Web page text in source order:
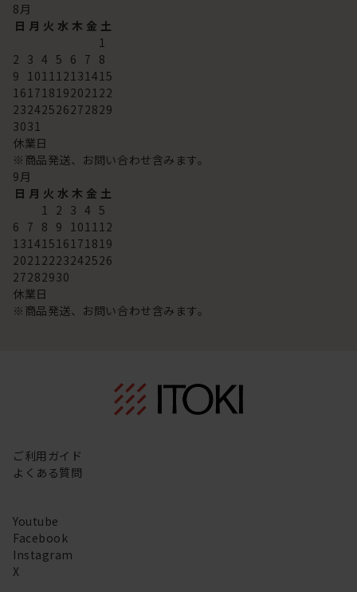
8月
日 月 火 水 木 金 土
1
2 3 4 5 6 7 8
9 101112131415
16171819202122
23242526272829
3031
休業日
※商品発送、お問い合わせ含みます。
9月
日 月 火 水 木 金 土
1 2 3 4 5
6 7 8 9 101112
13141516171819
20212223242526
27282930
休業日
※商品発送、お問い合わせ含みます。
ご利用ガイド
よくある質問
Youtube
Facebook
Instagram
X